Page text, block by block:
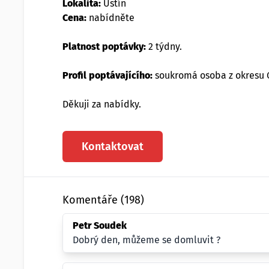
Lokalita: Ústín
Cena: nabídněte
Platnost poptávky: 2 týdny.
Profil poptávajícího: soukromá osoba z okresu
Děkuji za nabídky.
Kontaktovat
Komentáře (198)
Petr Soudek
Dobrý den, můžeme se domluvit ?